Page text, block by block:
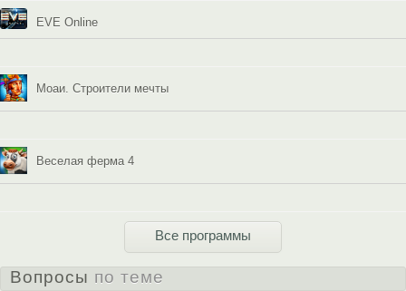
EVE Online
Моаи. Строители мечты
Веселая ферма 4
Все программы
Вопросы по теме